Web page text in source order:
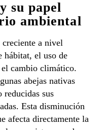
su papel
ambiental
creciente a nivel
hábitat, el uso de
cambio climático.
abejas nativas
reducidas sus
Esta disminución
afecta directamente la